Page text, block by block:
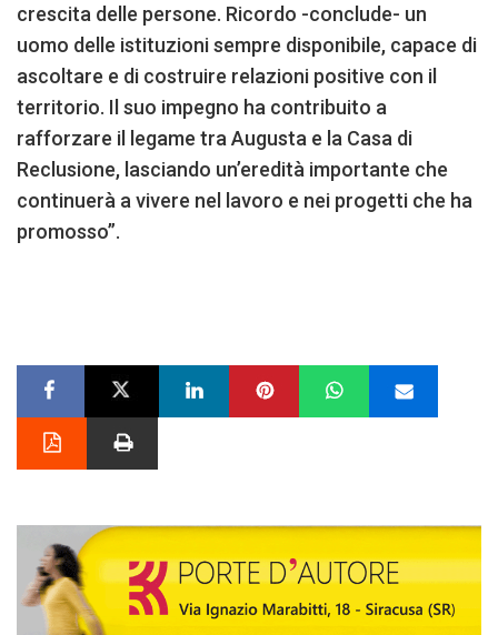
crescita delle persone. Ricordo -conclude- un
uomo delle istituzioni sempre disponibile, capace di
ascoltare e di costruire relazioni positive con il
territorio. Il suo impegno ha contribuito a
rafforzare il legame tra Augusta e la Casa di
Reclusione, lasciando un’eredità importante che
continuerà a vivere nel lavoro e nei progetti che ha
promosso”.